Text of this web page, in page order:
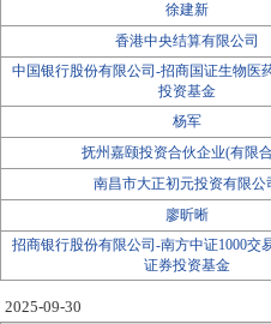
徐建新
香港中央结算有限公司
中国银行股份有限公司-招商国证生物医
投资基金
杨军
抚州嘉颐投资合伙企业(有限
南昌市大正初元投资有限公
廖昕晰
招商银行股份有限公司-南方中证1000交
证券投资基金
2025-09-30